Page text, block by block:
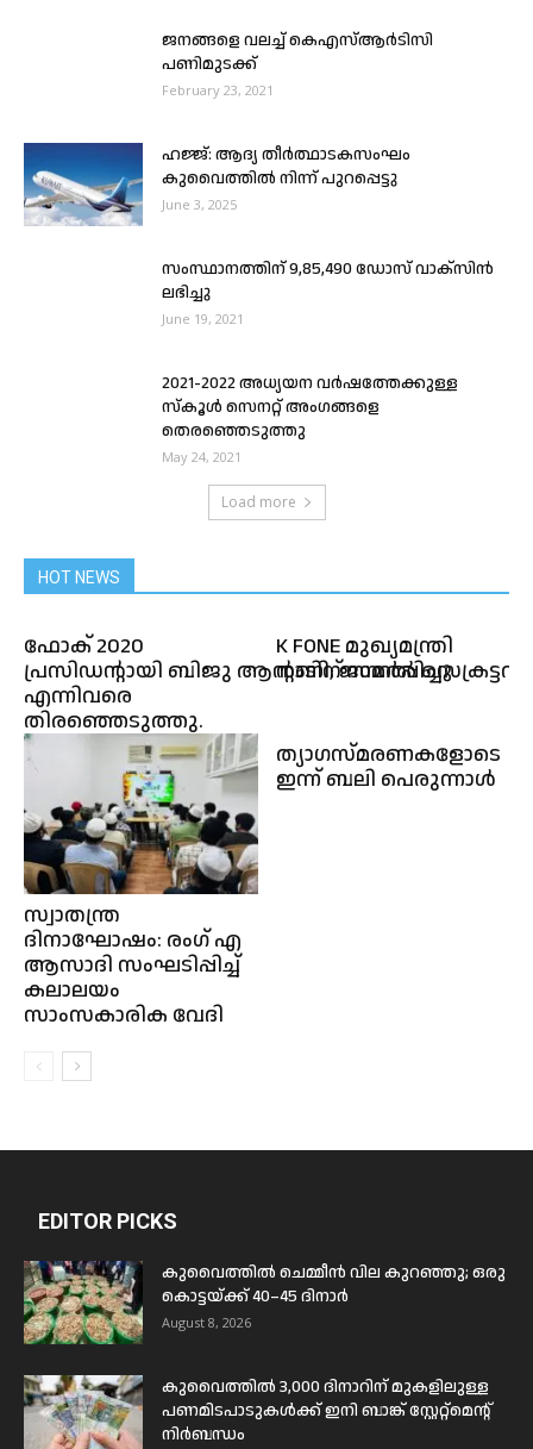
ജനങ്ങളെ വലച്ച് കെഎസ്ആർടിസി
പണിമുടക്ക്
February 23, 2021
ഹജ്ജ്: ആദ്യ തീർത്ഥാടകസംഘം
കുവൈത്തിൽ നിന്ന് പുറപ്പെട്ടു
June 3, 2025
സംസ്ഥാനത്തിന് 9,85,490 ഡോസ് വാക്‌സിന്‍
ലഭിച്ചു
June 19, 2021
2021-2022 അധ്യയന വർഷത്തേക്കുള്ള
സ്കൂൾ സെനറ്റ് അംഗങ്ങളെ
തെരഞ്ഞെടുത്തു
May 24, 2021
Load more
HOT NEWS
ഫോക് 2020
പ്രസിഡന്റായി ബിജു ആന്റണി, ജനറൽ
എന്നിവരെ
തിരഞ്ഞെടുത്തു.
K FONE മുഖ്യമന്ത്രി
നാടിന് സമർപ്പിച്ചു
സ്വാതന്ത്ര
ദിനാഘോഷം: രംഗ് എ
ആസാദി സംഘടിപ്പിച്ച്
കലാലയം
സാംസകാരിക വേദി
ത്യാഗസ്മരണകളോടെ
ഇന്ന് ബലി പെരുന്നാൾ
EDITOR PICKS
കുവൈത്തിൽ ചെമ്മീൻ വില കുറഞ്ഞു; ഒരു
കൊട്ടയ്ക്ക് 40–45 ദിനാർ
August 8, 2026
കുവൈത്തിൽ 3,000 ദിനാറിന് മുകളിലുള്ള
പണമിടപാടുകൾക്ക് ഇനി ബാങ്ക് സ്റ്റേറ്റ്മെന്റ്
നിർബന്ധം